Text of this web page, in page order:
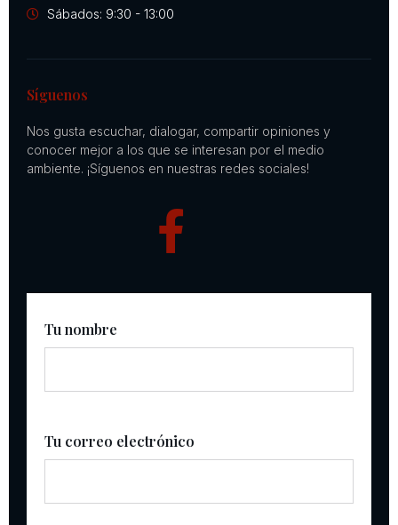
Sábados: 9:30 - 13:00
Síguenos
Nos gusta escuchar, dialogar, compartir opiniones y
conocer mejor a los que se interesan por el medio
ambiente. ¡Síguenos en nuestras redes sociales!
Tu nombre
Tu correo electrónico